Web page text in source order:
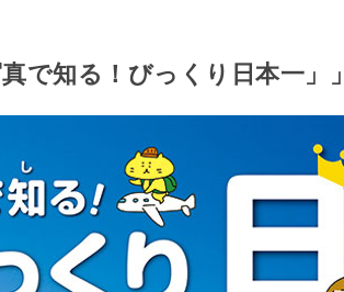
で知る！びっくり日本一」